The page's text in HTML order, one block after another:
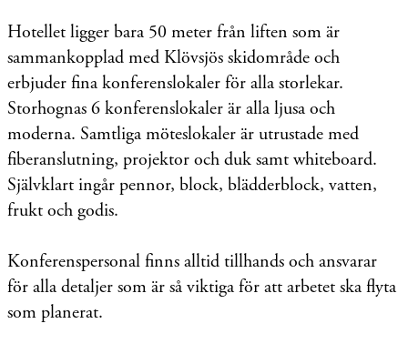
Hotellet ligger bara 50 meter från liften som är
sammankopplad med Klövsjös skidområde och
erbjuder fina konferenslokaler för alla storlekar.
Storhognas 6 konferenslokaler är alla ljusa och
moderna. Samtliga möteslokaler är utrustade med
fiberanslutning, projektor och duk samt whiteboard.
Självklart ingår pennor, block, blädderblock, vatten,
frukt och godis.
Konferenspersonal finns alltid tillhands och ansvarar
för alla detaljer som är så viktiga för att arbetet ska flyta
som planerat.